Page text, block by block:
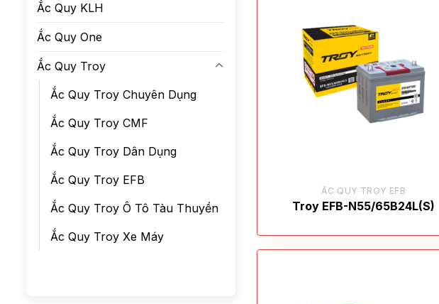
Ắc Quy KLH
Ắc Quy One
Ắc Quy Troy
Ắc Quy Troy Chuyên Dụng
Ắc Quy Troy CMF
Ắc Quy Troy Dân Dụng
Ắc Quy Troy EFB
Ắc Quy Troy Ô Tô Tàu Thuyền
Ắc Quy Troy Xe Máy
ẮC QUY TROY EFB
Troy EFB-N55/65B24L(S)